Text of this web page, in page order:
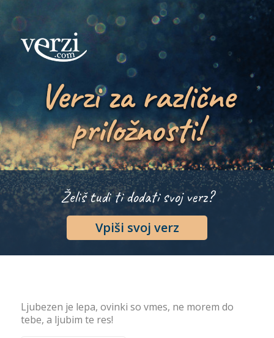
Verzi za različne
priložnosti!
Želiš tudi ti dodati svoj verz?
Vpiši svoj verz
Ljubezen je lepa, ovinki so vmes, ne morem do
tebe, a ljubim te res!